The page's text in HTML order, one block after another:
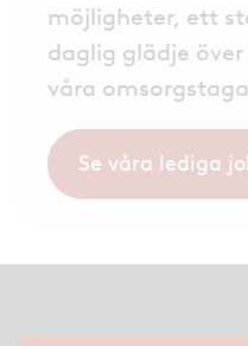
möjligheter, ett
daglig glädje
våra
Se våra lediga